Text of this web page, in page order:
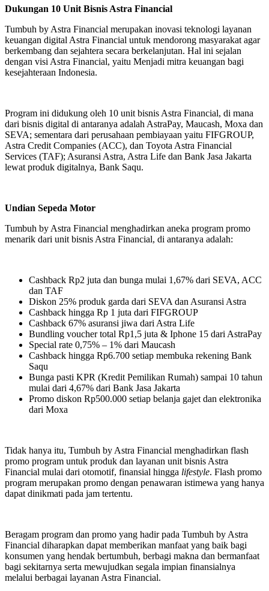
Dukungan 10 Unit Bisnis Astra Financial
Tumbuh by Astra Financial merupakan inovasi teknologi layanan
keuangan digital Astra Financial untuk mendorong masyarakat agar
berkembang dan sejahtera secara berkelanjutan. Hal ini sejalan
dengan visi Astra Financial, yaitu Menjadi mitra keuangan bagi
kesejahteraan Indonesia.
Program ini didukung oleh 10 unit bisnis Astra Financial, di mana
dari bisnis digital di antaranya adalah AstraPay, Maucash, Moxa dan
SEVA; sementara dari perusahaan pembiayaan yaitu FIFGROUP,
Astra Credit Companies (ACC), dan Toyota Astra Financial
Services (TAF); Asuransi Astra, Astra Life dan Bank Jasa Jakarta
lewat produk digitalnya, Bank Saqu.
Undian Sepeda Motor
Tumbuh by Astra Financial menghadirkan aneka program promo
menarik dari unit bisnis Astra Financial, di antaranya adalah:
Cashback Rp2 juta dan bunga mulai 1,67% dari SEVA, ACC
dan TAF
Diskon 25% produk garda dari SEVA dan Asuransi Astra
Cashback hingga Rp 1 juta dari FIFGROUP
Cashback 67% asuransi jiwa dari Astra Life
Bundling voucher total Rp1,5 juta & Iphone 15 dari AstraPay
Special rate 0,75% – 1% dari Maucash
Cashback hingga Rp6.700 setiap membuka rekening Bank
Saqu
Bunga pasti KPR (Kredit Pemilikan Rumah) sampai 10 tahun
mulai dari 4,67% dari Bank Jasa Jakarta
Promo diskon Rp500.000 setiap belanja gajet dan elektronika
dari Moxa
Tidak hanya itu, Tumbuh by Astra Financial menghadirkan flash
promo program untuk produk dan layanan unit bisnis Astra
Financial mulai dari otomotif, finansial hingga lifestyle. Flash promo
program merupakan promo dengan penawaran istimewa yang hanya
dapat dinikmati pada jam tertentu.
Beragam program dan promo yang hadir pada Tumbuh by Astra
Financial diharapkan dapat memberikan manfaat yang baik bagi
konsumen yang hendak bertumbuh, berbagi makna dan bermanfaat
bagi sekitarnya serta mewujudkan segala impian finansialnya
melalui berbagai layanan Astra Financial.